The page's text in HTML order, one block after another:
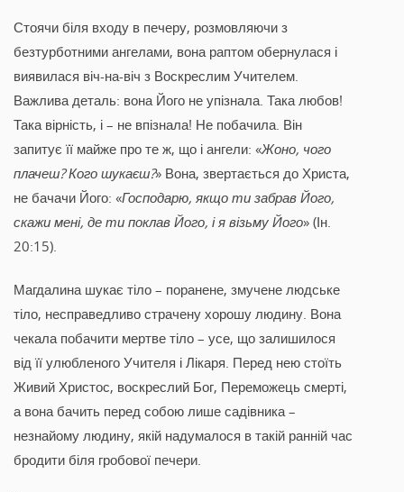
Стоячи біля входу в печеру, розмовляючи з
безтурботними ангелами, вона раптом обернулася і
виявилася віч-на-віч з Воскреслим Учителем.
Важлива деталь: вона Його не упізнала. Така любов!
Така вірність, і – не впізнала! Не побачила. Він
запитує її майже про те ж, що і ангели: «Жоно, чого
плачеш? Кого шукаєш?» Вона, звертається до Христа,
не бачачи Його: «Господарю, якщо ти забрав Його,
скажи мені, де ти поклав Його, і я візьму Його» (Ін.
20:15).
Магдалина шукає тіло – поранене, змучене людське
тіло, несправедливо страчену хорошу людину. Вона
чекала побачити мертве тіло – усе, що залишилося
від її улюбленого Учителя і Лікаря. Перед нею стоїть
Живий Христос, воскреслий Бог, Переможець смерті,
а вона бачить перед собою лише садівника –
незнайому людину, якій надумалося в такій ранній час
бродити біля гробової печери.